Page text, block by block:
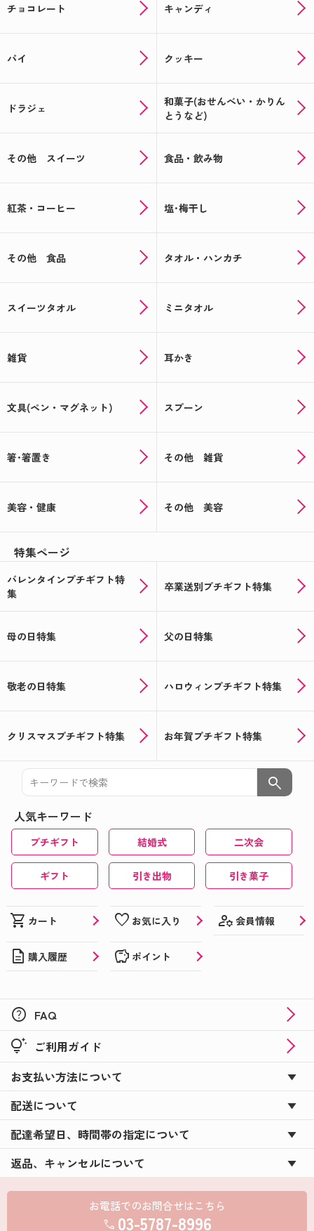
チョコレート キャンディ
パイ クッキー
ドラジェ
和菓子(おせんべい・かりん
とうなど)
その他 スイーツ 食品・飲み物
紅茶・コーヒー 塩･梅干し
その他 食品 タオル・ハンカチ
スイーツタオル ミニタオル
雑貨 耳かき
文具(ペン・マグネット) スプーン
箸･箸置き その他 雑貨
美容・健康 その他 美容
特集ページ
バレンタインプチギフト特
集
卒業送別プチギフト特集
母の日特集 父の日特集
敬老の日特集 ハロウィンプチギフト特集
クリスマスプチギフト特集 お年賀プチギフト特集
search
人気キーワード
プチギフト 結婚式 二次会
ギフト 引き出物 引き菓子
shopping_cart カート favorite お気に入り manage_accounts 会員情報
description 購入履歴 savings ポイント
help FAQ
tips_and_updates ご利用ガイド
お支払い方法について
配送について
配達希望日、時間帯の指定について
返品、キャンセルについて
お電話でのお問合せはこちら
call 03-5787-8996